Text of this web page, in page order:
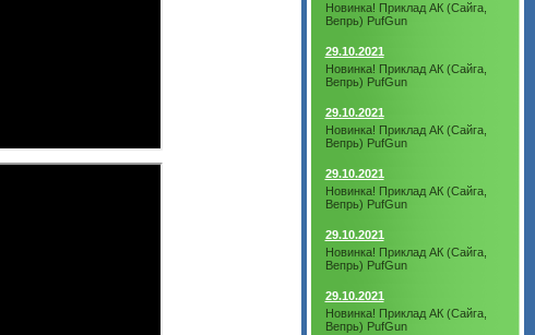
Новинка! Приклад АК (Сайга,
Вепрь) PufGun
29.10.2021
Новинка! Приклад АК (Сайга,
Вепрь) PufGun
29.10.2021
Новинка! Приклад АК (Сайга,
Вепрь) PufGun
29.10.2021
Новинка! Приклад АК (Сайга,
Вепрь) PufGun
29.10.2021
Новинка! Приклад АК (Сайга,
Вепрь) PufGun
29.10.2021
Новинка! Приклад АК (Сайга,
Вепрь) PufGun